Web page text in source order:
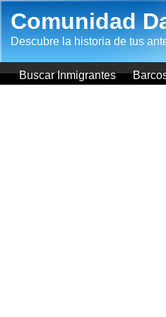
Comunidad
Descubre la historia de tus
Buscar Inmigrantes